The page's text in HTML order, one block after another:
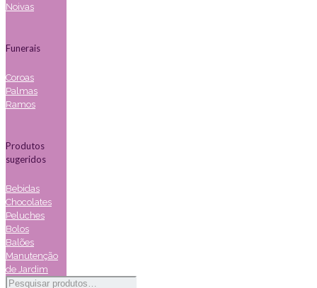
Noivas
Funerais
Coroas
Palmas
Ramos
Produtos
sugeridos
Bebidas
Chocolates
Peluches
Bolos
Balões
Manutenção
de Jardim
Pesquisar